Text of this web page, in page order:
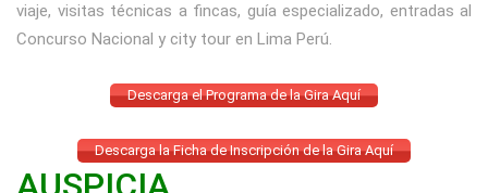
viaje, visitas técnicas a fincas, guía especializado, entradas al
Concurso Nacional y city tour en Lima Perú.
Descarga el Programa de la Gira Aquí
Descarga la Ficha de Inscripción de la Gira Aquí